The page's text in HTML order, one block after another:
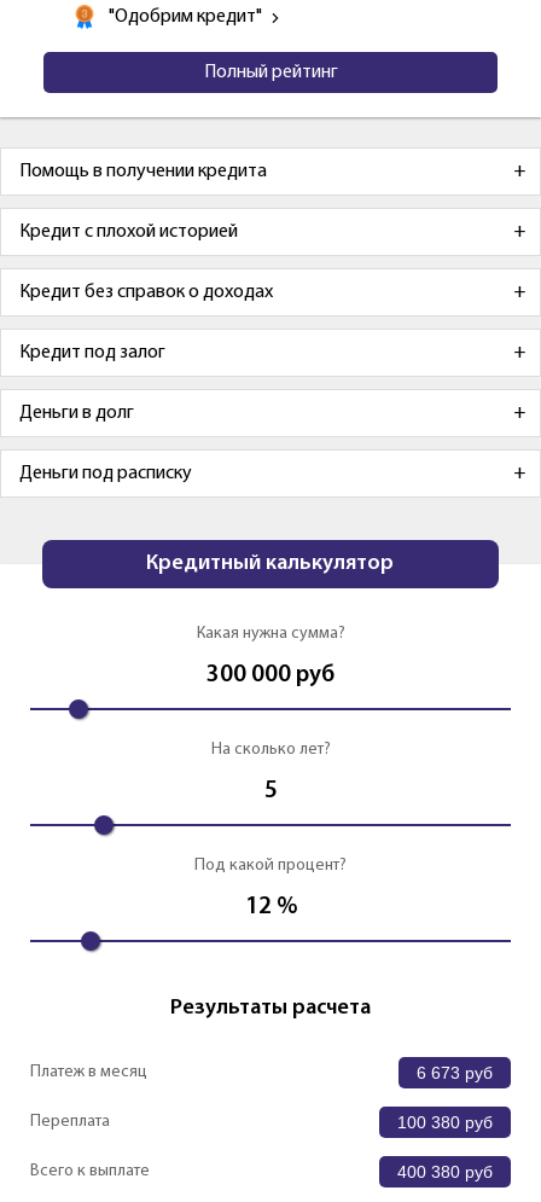
"Одобрим кредит"
Полный рейтинг
Помощь в получении кредита
Кредит с плохой историей
Кредит без справок о доходах
Кредит под залог
Деньги в долг
Деньги под расписку
Кредитный калькулятор
Какая нужна сумма?
300 000 руб
На сколько лет?
5
Под какой процент?
12 %
Результаты расчета
Платеж в месяц 6 673 руб
Переплата 100 380 руб
Всего к выплате 400 380 руб